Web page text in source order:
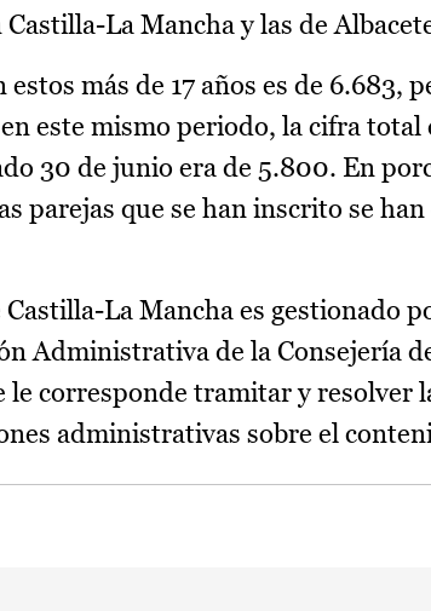
La Mancha y las de
más de 17 años es de 6.683,
este mismo periodo, la cifra total
30 de junio era de 5.800. En
parejas que se han inscrito se
La Mancha es gestionado
Administrativa de la Consejería
le corresponde tramitar y resolver
administrativas sobre el